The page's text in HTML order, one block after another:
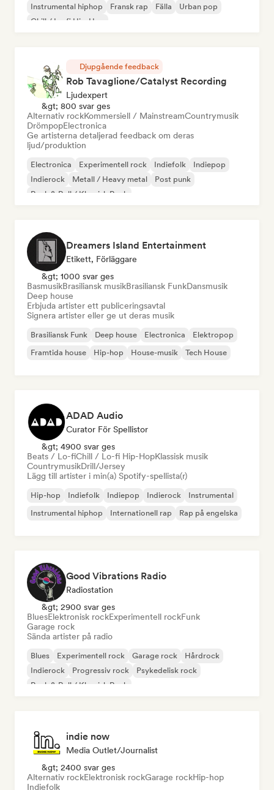
Instrumental hiphop Fransk rap Fälla
Urban pop
Chill / Lo-fi Hip-Hop
Djupgående feedback
Rob Tavaglione/Catalyst Recording
Ljudexpert
&gt; 800 svar ges
Alternativ rockKommersiell / MainstreamCountrymusik
DrömpopElectronica
Ge artisterna detaljerad feedback om deras
ljud/produktion
Electronica Experimentell rock Indiefolk
Indiepop
Indierock
Metall / Heavy metal
Post punk
Rock & Roll / Klassisk Rock
Dreamers Island Entertainment
Etikett, Förläggare
&gt; 1000 svar ges
BasmusikBrasiliansk musikBrasiliansk FunkDansmusik
Deep house
Erbjuda artister ett publiceringsavtal
Signera artister eller ge ut deras musik
Brasiliansk Funk Deep house Electronica
Elektropop
Framtida house
Hip-hop House-musik Tech House
ADAD Audio
Curator För Spellistor
&gt; 4900 svar ges
Beats / Lo-fiChill / Lo-fi Hip-HopKlassisk musik
CountrymusikDrill/Jersey
Lägg till artister i min(a) Spotify-spellista(r)
Hip-hop Indiefolk Indiepop Indierock
Instrumental
Instrumental hiphop
Internationell rap Rap på engelska
Good Vibrations Radio
Radiostation
&gt; 2900 svar ges
BluesElektronisk rockExperimentell rockFunk
Garage rock
Sända artister på radio
Blues Experimentell rock Garage rock
Hårdrock
Indierock
Progressiv rock
Psykedelisk rock
Rock & Roll / Klassisk Rock
indie now
Media Outlet/Journalist
&gt; 2400 svar ges
Alternativ rockElektronisk rockGarage rockHip-hop
Indiefolk